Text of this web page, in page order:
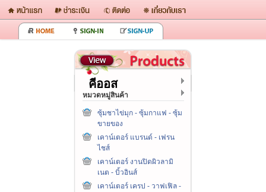
คีออส
หมวดหมู่สินค้า
ซุ้มชาไข่มุก - ซุ้มกาแฟ - ซุ้ม
ขายของ
เคาน์เตอร์ แบรนด์ - เฟรน
ไชส์
เคาน์เตอร์ งานปิดผิวลามิ
เนต - บิ้วอินส์
เคาน์เตอร์ เครป - วาฟเฟิล -